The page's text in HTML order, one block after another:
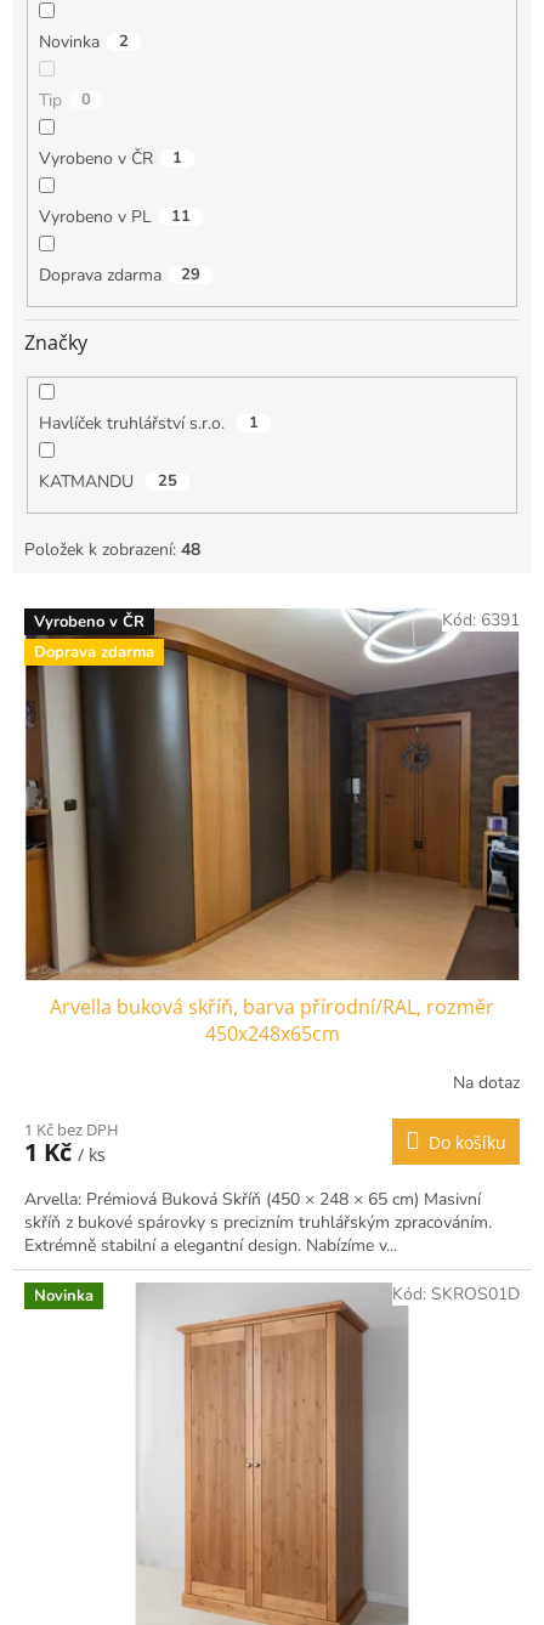
Novinka 2
Tip 0
Vyrobeno v ČR 1
Vyrobeno v PL 11
Doprava zdarma 29
Značky
Havlíček truhlářství s.r.o. 1
KATMANDU 25
Položek k zobrazení: 48
V
p
o
d
u
Vyrobeno v ČR
Doprava zdarma
Arvella buková skříň, barva přírodní/RAL, rozměr
450x248x65cm
Na dotaz
1 Kč bez DPH
1 Kč / ks
Do košíku
Arvella: Prémiová Buková Skříň (450 × 248 × 65 cm) Masivní
skříň z bukové spárovky s precizním truhlářským zpracováním.
Extrémně stabilní a elegantní design. Nabízíme v...
Kód: 6391
Novinka Kód: SKROS01D